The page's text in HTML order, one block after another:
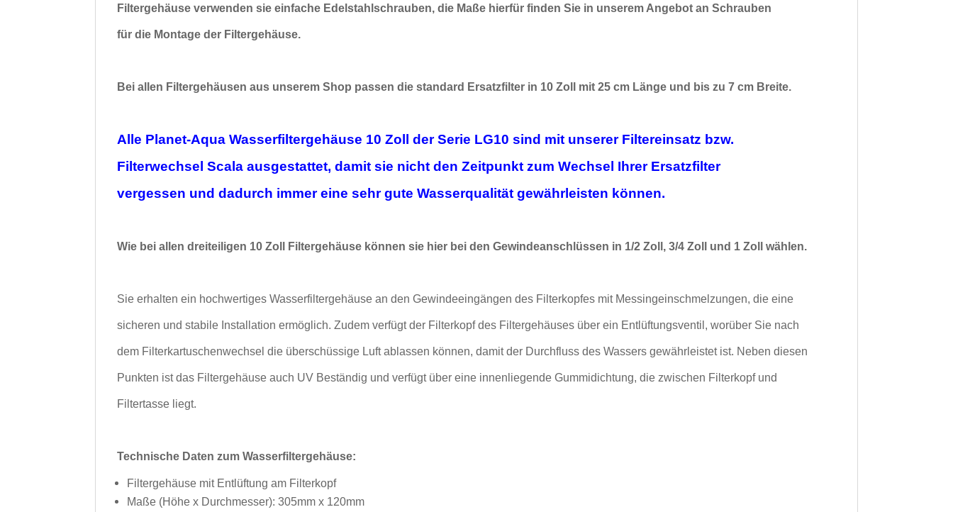
Filtergehäuse verwenden sie einfache Edelstahlschrauben, die Maße hierfür finden Sie in unserem Angebot an Schrauben
für die Montage der Filtergehäuse.
Bei allen Filtergehäusen aus unserem Shop passen die standard Ersatzfilter in 10 Zoll mit 25 cm Länge und bis zu 7 cm Breite.
Alle Planet-Aqua Wasserfiltergehäuse 10 Zoll der Serie LG10 sind mit unserer Filtereinsatz bzw.
Filterwechsel Scala ausgestattet,damit sie nicht den Zeitpunkt zum Wechsel Ihrer Ersatzfilter
vergessen und dadurch immer eine sehr gute Wasserqualität gewährleisten können.
Wie bei allen dreiteiligen 10 Zoll Filtergehäuse können sie hier bei den Gewindeanschlüssen in 1/2 Zoll, 3/4 Zoll und 1 Zoll wählen.
Sie erhalten ein hochwertiges Wasserfiltergehäuse an den Gewindeeingängen des Filterkopfes mit Messingeinschmelzungen, die eine
sicheren undstabile Installation ermöglich.Zudem verfügt der Filterkopf des Filtergehäuses über ein Entlüftungsventil, worüber Sie nach
dem Filterkartuschenwechseldie überschüssige Luft ablassen können, damit der Durchfluss des Wassers gewährleistet ist. Neben diesen
Punkten ist das Filtergehäuse auch UV Beständig und verfügt über eine innenliegende Gummidichtung, die zwischen Filterkopf und
Filtertasse liegt.
Technische Daten zum Wasserfiltergehäuse:
Filtergehäuse mit Entlüftung am Filterkopf
Maße (Höhe x Durchmesser): 305mm x 120mm